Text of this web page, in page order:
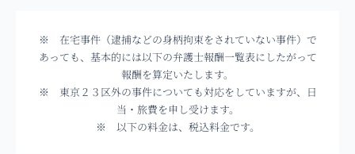
※ 在宅事件（逮捕などの身柄拘束をされていない事件）で
あっても、基本的には以下の弁護士報酬一覧表にしたがって
報酬を算定いたします。
※ 東京２３区外の事件についても対応をしていますが、日
当・旅費を申し受けます。
※ 以下の料金は、税込料金です。